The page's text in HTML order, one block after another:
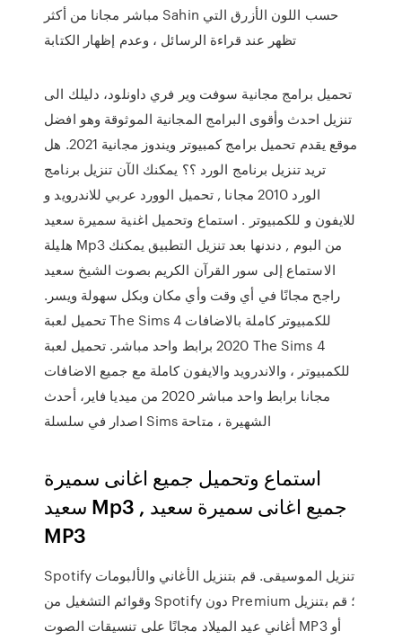
مباشر مجانا من أكثر Sahin حسب اللون الأزرق التي
تحميل برامج مجانية سوفت وير فري داونلود، دليلك الى
تنزيل احدث وأقوى البرامج المجانية الموثوقة وهو افضل
موقع يقدم تحميل برامج كمبيوتر ويندوز مجانية 2021. هل
تريد تنزيل برنامج الورد ؟؟ يمكنك الآن تنزيل برنامج
الورد 2010 مجانا , تحميل الوورد عربي للاندرويد و
للايفون و للكمبيوتر . استماع وتحميل اغنية سميرة سعيد
هليلة Mp3 من البوم , دندنها بعد تنزيل التطبيق يمكنك
الاستماع إلى سور القرآن الكريم بصوت الشيخ سعيد
راجح مجانًا في أي وقت وأي مكان وبكل سهولة ويسر.
تحميل لعبة The Sims 4 للكمبيوتر كاملة بالاضافات
2020 برابط واحد مباشر. تحميل لعبة The Sims 4
للكمبيوتر ، والاندرويد والايفون كاملة مع جميع الاضافات
مجانا برابط واحد مباشر 2020 من ميديا فاير، أحدث
اصدار في سلسلة Sims الشهيرة ، متاحة
استماع وتحميل جميع اغانى سميرة
سعيد Mp3 , جميع اغانى سميرة سعيد
MP3
Spotify تنزيل الموسيقى. قم بتنزيل الأغاني والألبومات
وقوائم التشغيل من Spotify دون Premium ؛ قم بتنزيل
أغاني عيد الميلاد مجانًا على تنسيقات الصوت MP3 أو